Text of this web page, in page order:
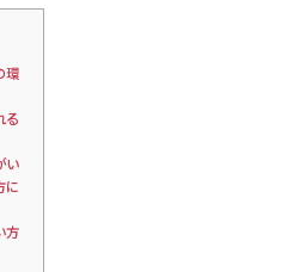
環
る
い
に
方